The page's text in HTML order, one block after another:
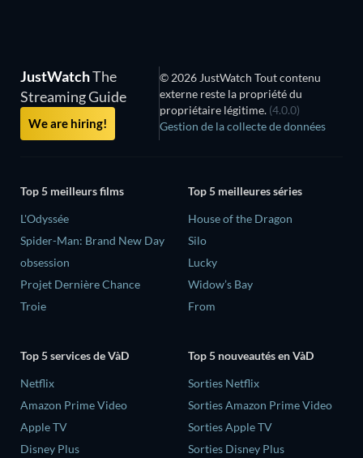
JustWatchThe
Streaming Guide
We are hiring!
© 2026 JustWatch Tout contenu
externe reste la propriété du
propriétaire légitime. (4.0.0)
Gestion de la collecte de données
Top 5 meilleurs films
L'Odyssée
Spider-Man: Brand New Day
obsession
Projet Dernière Chance
Troie
Top 5 meilleures séries
House of the Dragon
Silo
Lucky
Widow’s Bay
From
Top 5 services de VàD
Netflix
Amazon Prime Video
Apple TV
Disney Plus
Top 5 nouveautés en VàD
Sorties Netflix
Sorties Amazon Prime Video
Sorties Apple TV
Sorties Disney Plus